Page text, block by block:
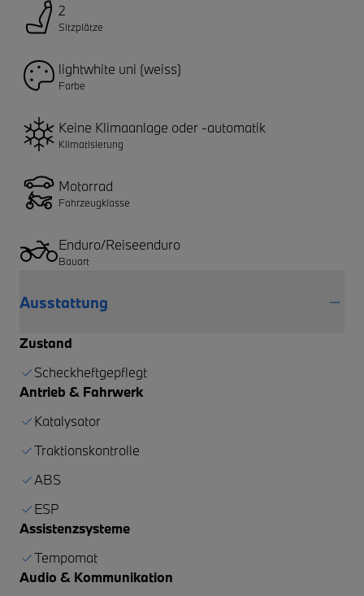
2
Sitzplätze
lightwhite uni (weiss)
Farbe
Keine Klimaanlage oder -automatik
Klimatisierung
Motorrad
Fahrzeugklasse
Enduro/Reiseenduro
Bauart
Ausstattung
Zustand
Scheckheftgepflegt
Antrieb & Fahrwerk
Katalysator
Traktionskontrolle
ABS
ESP
Assistenzsysteme
Tempomat
Audio & Kommunikation